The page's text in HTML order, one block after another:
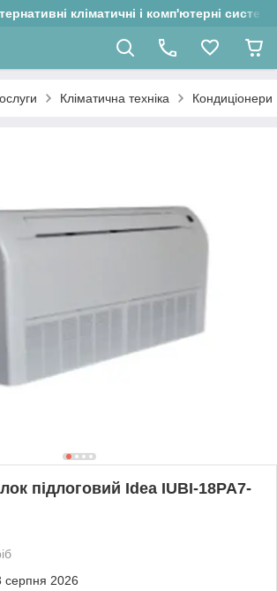
кліматичні і комп'ютерні системи
Кліматична техніка Кондиціонери
підлоговий Idea IUBI-18PA7-
серпня 2026